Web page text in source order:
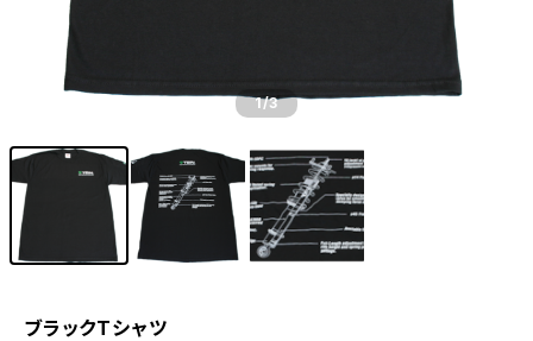
1/3
ブラックTシャツ